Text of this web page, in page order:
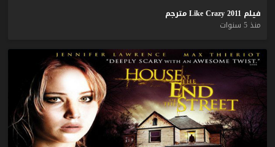
فيلم Like Crazy 2011
مترجم
منذ 5 سنوات